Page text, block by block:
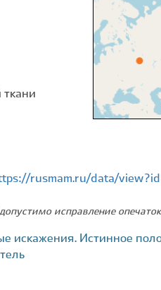
ткани
rusmam.ru/data/
исправление
искажения. Истинное